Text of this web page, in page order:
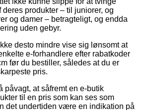
produkter – til juniorer, og
og damer – betragteligt, og endda
uden gebyr.
desto mindre vise sig lønsomt at
e-forhandlere efter rabatkoder
før du bestiller, således at du er
pris.
påvagt, at såfremt en e-butik
til en pris som kan ses som
det undertiden være en indikation på